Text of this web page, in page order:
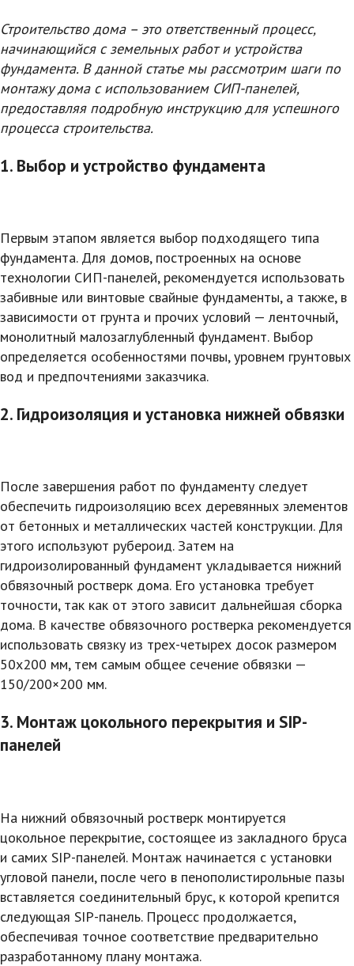
Строительство дома – это ответственный процесс,
начинающийся с земельных работ и устройства
фундамента. В данной статье мы рассмотрим шаги по
монтажу дома с использованием СИП-панелей,
предоставляя подробную инструкцию для успешного
процесса строительства.
1. Выбор и устройство фундамента
Первым этапом является выбор подходящего типа
фундамента. Для домов, построенных на основе
технологии СИП-панелей, рекомендуется использовать
забивные или винтовые свайные фундаменты, а также, в
зависимости от грунта и прочих условий — ленточный,
монолитный малозаглубленный фундамент. Выбор
определяется особенностями почвы, уровнем грунтовых
вод и предпочтениями заказчика.
2. Гидроизоляция и установка нижней обвязки
После завершения работ по фундаменту следует
обеспечить гидроизоляцию всех деревянных элементов
от бетонных и металлических частей конструкции. Для
этого используют рубероид. Затем на
гидроизолированный фундамент укладывается нижний
обвязочный ростверк дома. Его установка требует
точности, так как от этого зависит дальнейшая сборка
дома. В качестве обвязочного ростверка рекомендуется
использовать связку из трех-четырех досок размером
50х200 мм, тем самым общее сечение обвязки —
150/200×200 мм.
3. Монтаж цокольного перекрытия и SIP-
панелей
На нижний обвязочный ростверк монтируется
цокольное перекрытие, состоящее из закладного бруса
и самих SIP-панелей. Монтаж начинается с установки
угловой панели, после чего в пенополистирольные пазы
вставляется соединительный брус, к которой крепится
следующая SIP-панель. Процесс продолжается,
обеспечивая точное соответствие предварительно
разработанному плану монтажа.